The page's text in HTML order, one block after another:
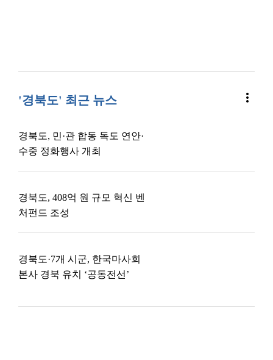
'경북도' 최근 뉴스 more_vert
경북도, 민·관 합동 독도 연안·
수중 정화행사 개최
경북도, 408억 원 규모 혁신 벤
처펀드 조성
경북도·7개 시군, 한국마사회
본사 경북 유치 ‘공동전선’